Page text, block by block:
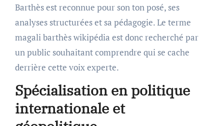
Barthès est reconnue pour son ton posé, ses
analyses structurées et sa pédagogie. Le terme
magali barthès wikipédia est donc recherché par
un public souhaitant comprendre qui se cache
derrière cette voix experte.
Spécialisation en politique
internationale et